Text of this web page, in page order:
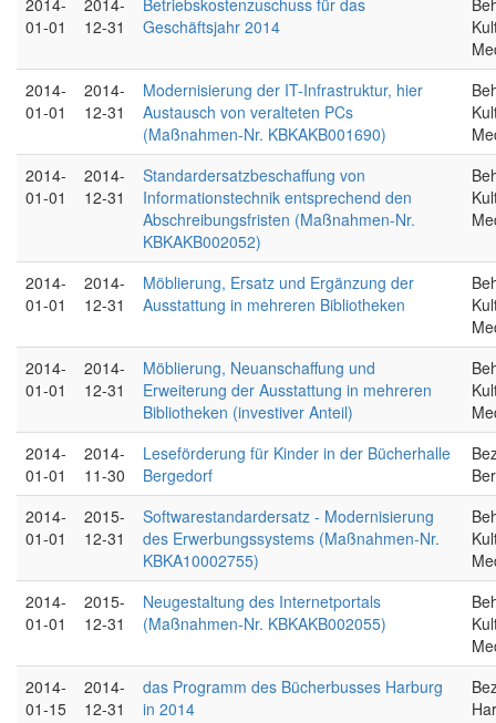
2014-
01-01
2014-
12-31
Betriebskostenzuschuss für das
Geschäftsjahr 2014
2014-
01-01
2014-
12-31
Modernisierung der IT-Infrastruktur, hier
Austausch von veralteten PCs
(Maßnahmen-Nr. KBKAKB001690)
2014-
01-01
2014-
12-31
Standardersatzbeschaffung von
Informationstechnik entsprechend den
Abschreibungsfristen (Maßnahmen-Nr.
KBKAKB002052)
2014-
01-01
2014-
12-31
Möblierung, Ersatz und Ergänzung der
Ausstattung in mehreren Bibliotheken
2014-
01-01
2014-
12-31
Möblierung, Neuanschaffung und
Erweiterung der Ausstattung in mehreren
Bibliotheken (investiver Anteil)
2014-
01-01
2014-
11-30
Leseförderung für Kinder in der Bücherhalle
Bergedorf
2014-
01-01
2015-
12-31
Softwarestandardersatz - Modernisierung
des Erwerbungssystems (Maßnahmen-Nr.
KBKA10002755)
2014-
01-01
2015-
12-31
Neugestaltung des Internetportals
(Maßnahmen-Nr. KBKAKB002055)
2014-
01-15
2014-
12-31
das Programm des Bücherbusses Harburg
in 2014